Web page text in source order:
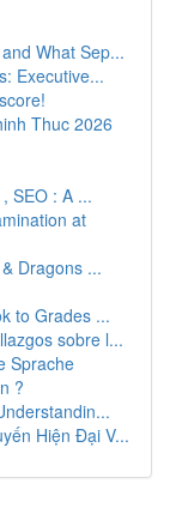
What Sep...
Executive...
Thuc 2026
SEO : A ...
at
Dragons ...
to Grades ...
sobre l...
Sprache
?
Hiện Đại V...